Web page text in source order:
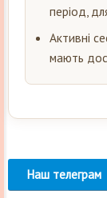
період,
Активні
мають
Наш телеграм